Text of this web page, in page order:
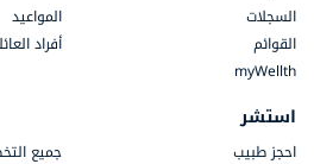
السجلات
المواعيد
القوائم
أفراد
myWellth
استشر
احجز طبيب
جميع